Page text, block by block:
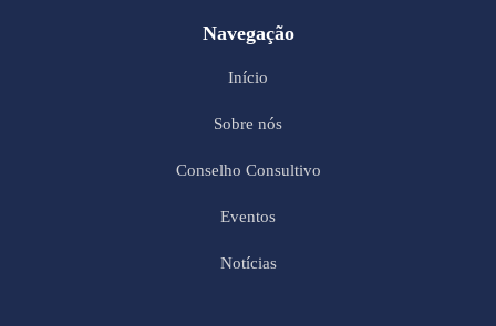
Navegação
Início
Sobre nós
Conselho Consultivo
Eventos
Notícias